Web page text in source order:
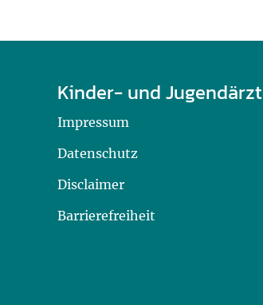
Kinder- und
Impressum
Datenschutz
Disclaimer
Barrierefreiheit